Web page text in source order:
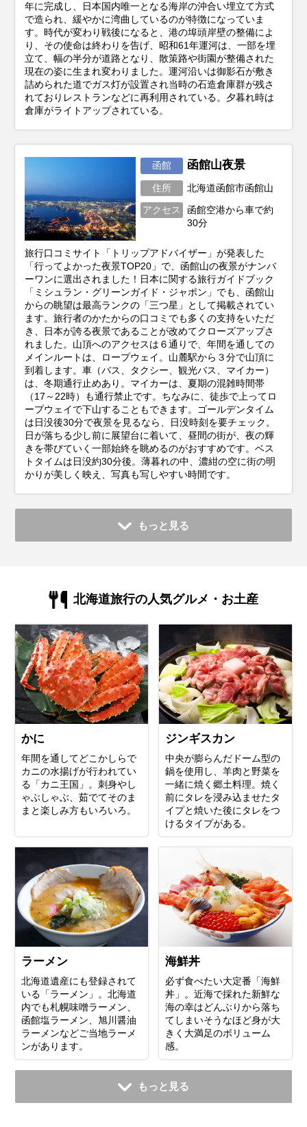
年に完成し、日本国内唯一となる海岸の沖合い埋立て方式
で造られ、緩やかに湾曲しているのが特徴になっていま
す。時代が変わり戦後になると、港の埠頭岸壁の整備によ
り、その使命は終わりを告げ、昭和61年運河は、一部を埋
立て、幅の半分が道路となり、散策路や街園が整備された
現在の姿に生まれ変わりました。運河沿いは御影石が敷き
詰められた道でガス灯が設置され当時の石造倉庫群が残さ
れておりレストランなどに再利用されている。夕暮れ時は
倉庫がライトアップされている。
函館 函館山夜景
住所 北海道函館市函館山
アクセス
函館空港から車で約
30分
旅行口コミサイト「トリップアドバイザー」が発表した
「行ってよかった夜景TOP20」で、函館山の夜景がナンバ
ーワンに選出されました！日本に関する旅行ガイドブック
「ミシュラン・グリーンガイド・ジャポン」でも、函館山
からの眺望は最高ランクの「三つ星」として掲載されてい
ます。旅行者のかたからの口コミでも多くの支持をいただ
き、日本が誇る夜景であることが改めてクローズアップさ
れました。山頂へのアクセスは６通りで、年間を通しての
メインルートは、ロープウェイ。山麓駅から３分で山頂に
到着します。車（バス、タクシー、観光バス、マイカー）
は、冬期通行止めあり。マイカーは、夏期の混雑時間帯
（17～22時）も通行禁止です。ちなみに、徒歩で上ってロ
ープウェイで下山することもできます。ゴールデンタイム
は日没後30分で夜景を見るなら、日没時刻を要チェック。
日が落ちる少し前に展望台に着いて、昼間の街が、夜の輝
きを帯びていく一部始終を眺めるのがおすすめです。ベス
トタイムは日没約30分後。薄暮れの中、濃紺の空に街の明
かりが美しく映え、写真も写しやすい時間です。
もっと見る
北海道旅行の人気グルメ・お土産
かに
年間を通してどこかしらで
カニの水揚げが行われてい
る「カニ王国」。刺身やし
ゃぶしゃぶ、茹でてそのま
まと楽しみ方もいろいろ。
ジンギスカン
中央が膨らんだドーム型の
鍋を使用し、羊肉と野菜を
一緒に焼く郷土料理。焼く
前にタレを浸み込ませたタ
イプと焼いた後にタレをつ
けるタイプがある。
ラーメン
北海道遺産にも登録されて
いる「ラーメン」。北海道
内でも札幌味噌ラーメン、
函館塩ラーメン、旭川醤油
ラーメンなどご当地ラーメ
ンがあります。
海鮮丼
必ず食べたい大定番「海鮮
丼」。近海で採れた新鮮な
海の幸はどんぶりから落ち
てしまいそうなほど身が大
きく大満足のボリューム
感。
もっと見る